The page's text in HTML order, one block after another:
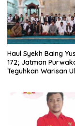
Haul Syekh Baing
172; Jatman
Teguhkan Warisan